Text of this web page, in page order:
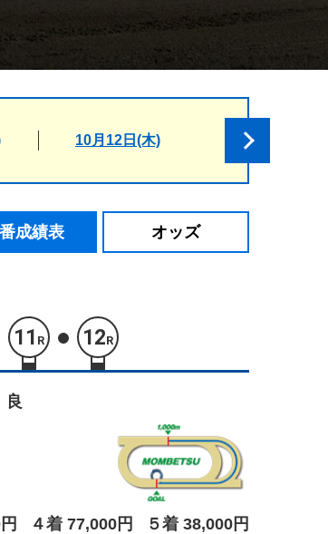
10月12日(木)
成績表 オッズ
11 R 12R
良
４着 77,000円 ５着 38,000円